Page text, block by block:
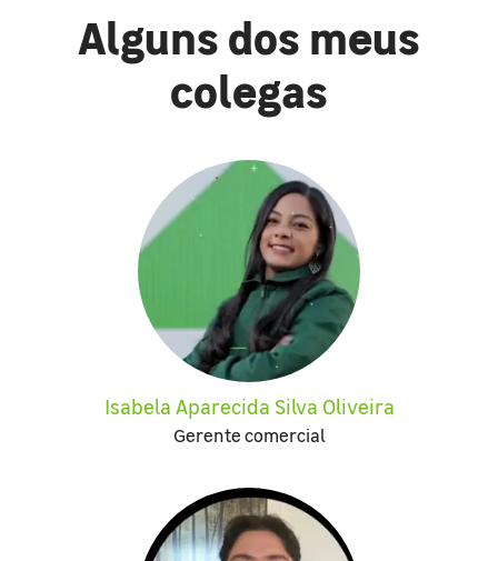
Alguns dos meus
colegas
Isabela Aparecida Silva Oliveira
Gerente comercial